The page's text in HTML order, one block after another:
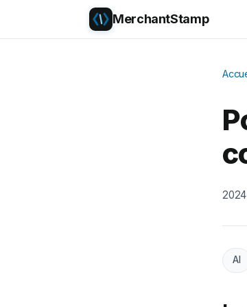
MerchantStamp
AI